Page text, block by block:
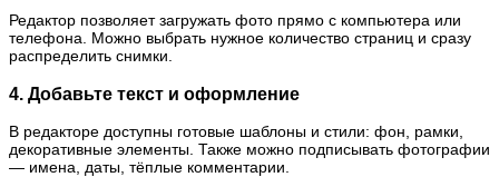
Редактор позволяет загружать фото прямо с компьютера или
телефона. Можно выбрать нужное количество страниц и сразу
распределить снимки.
4. Добавьте текст и оформление
В редакторе доступны готовые шаблоны и стили: фон, рамки,
декоративные элементы. Также можно подписывать фотографии
— имена, даты, тёплые комментарии.